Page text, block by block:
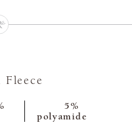
Fleece
5%
polyamide